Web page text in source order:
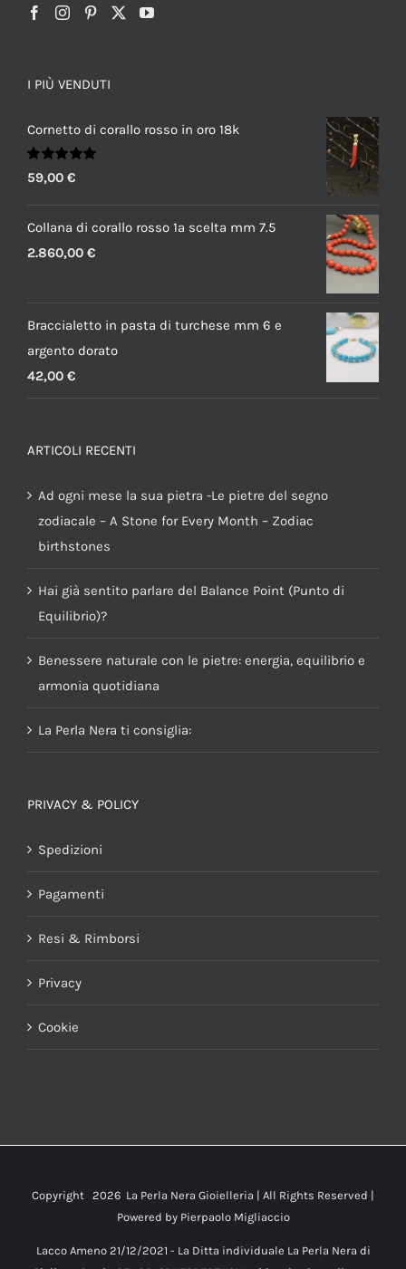
I PIÙ VENDUTI
Cornetto di corallo rosso in oro 18k
Valutato
5.00 su 5
59,00 €
Collana di corallo rosso 1a scelta mm 7.5
2.860,00 €
Braccialetto in pasta di turchese mm 6 e
argento dorato
42,00 €
ARTICOLI RECENTI
Ad ogni mese la sua pietra -Le pietre del segno
zodiacale – A Stone for Every Month – Zodiac
birthstones
Hai già sentito parlare del Balance Point (Punto di
Equilibrio)?
Benessere naturale con le pietre: energia, equilibrio e
armonia quotidiana
La Perla Nera ti consiglia:
PRIVACY & POLICY
Spedizioni
Pagamenti
Resi & Rimborsi
Privacy
Cookie
Copyright 2026 La Perla Nera Gioielleria | All Rights Reserved |
Powered by Pierpaolo Migliaccio
Lacco Ameno 21/12/2021 - La Ditta individuale La Perla Nera di